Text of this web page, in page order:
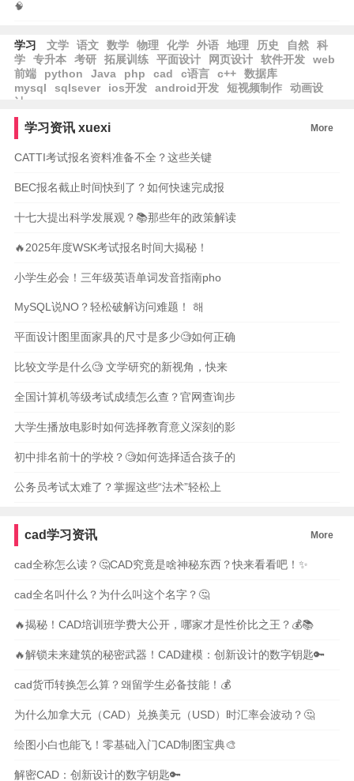
🧠
学习 文学 语文 数学 物理 化学 外语 地理 历史 自然
科
学
专升本 考研 拓展训练 平面设计 网页设计 软件开发
web
前端
python Java php cad c语言 c++
数据库
mysql
sqlsever ios开发 android开发 短视频制作
动画设
计
学习资讯 xuexi More
CATTI考试报名资料准备不全？这些关键
BEC报名截止时间快到了？如何快速完成报
十七大提出科学发展观？📚那些年的政策解读
🔥2025年度WSK考试报名时间大揭秘！
小学生必会！三年级英语单词发音指南pho
MySQL说NO？轻松破解访问难题！ 해
平面设计图里面家具的尺寸是多少🧐如何正确
比较文学是什么🧐 文学研究的新视角，快来
全国计算机等级考试成绩怎么查？官网查询步
大学生播放电影时如何选择教育意义深刻的影
初中排名前十的学校？🧐如何选择适合孩子的
公务员考试太难了？掌握这些“法术”轻松上
cad学习资讯 More
cad全称怎么读？🤔CAD究竟是啥神秘东西？快来看看吧！✨
cad全名叫什么？为什么叫这个名字？🤔
🔥揭秘！CAD培训班学费大公开，哪家才是性价比之王？💰📚
🔥解锁未来建筑的秘密武器！CAD建模：创新设计的数字钥匙🔑
cad货币转换怎么算？왜留学生必备技能！💰
为什么加拿大元（CAD）兑换美元（USD）时汇率会波动？🤔
绘图小白也能飞！零基础入门CAD制图宝典🎨
解密CAD：创新设计的数字钥匙🔑